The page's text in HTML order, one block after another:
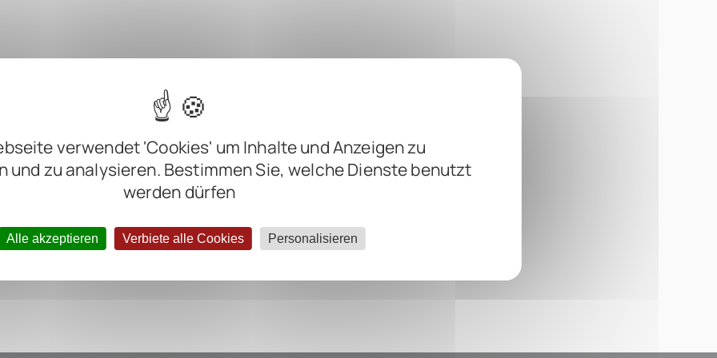
verwendet 'Cookies' um Inhalte und Anzeigen zu
und zu analysieren. Bestimmen Sie, welche Dienste benutzt
werden dürfen
Alle akzeptieren Verbiete alle Cookies Personalisieren
negative